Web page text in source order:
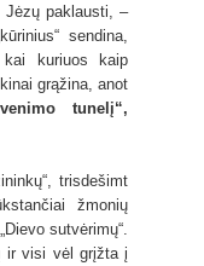
Jėzų paklausti, –
sendina,
kuriuos kaip
grąžina, anot
tunelį“,
trisdešimt
žmonių
sutvėrimų“.
ir visi vėl grįžta į